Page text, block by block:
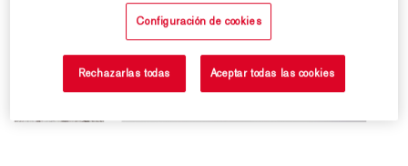
Configuración de cookies
Rechazarlas todas Aceptar todas las cookies